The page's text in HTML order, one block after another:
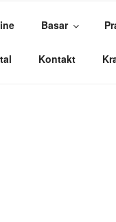
Basar
Kontakt